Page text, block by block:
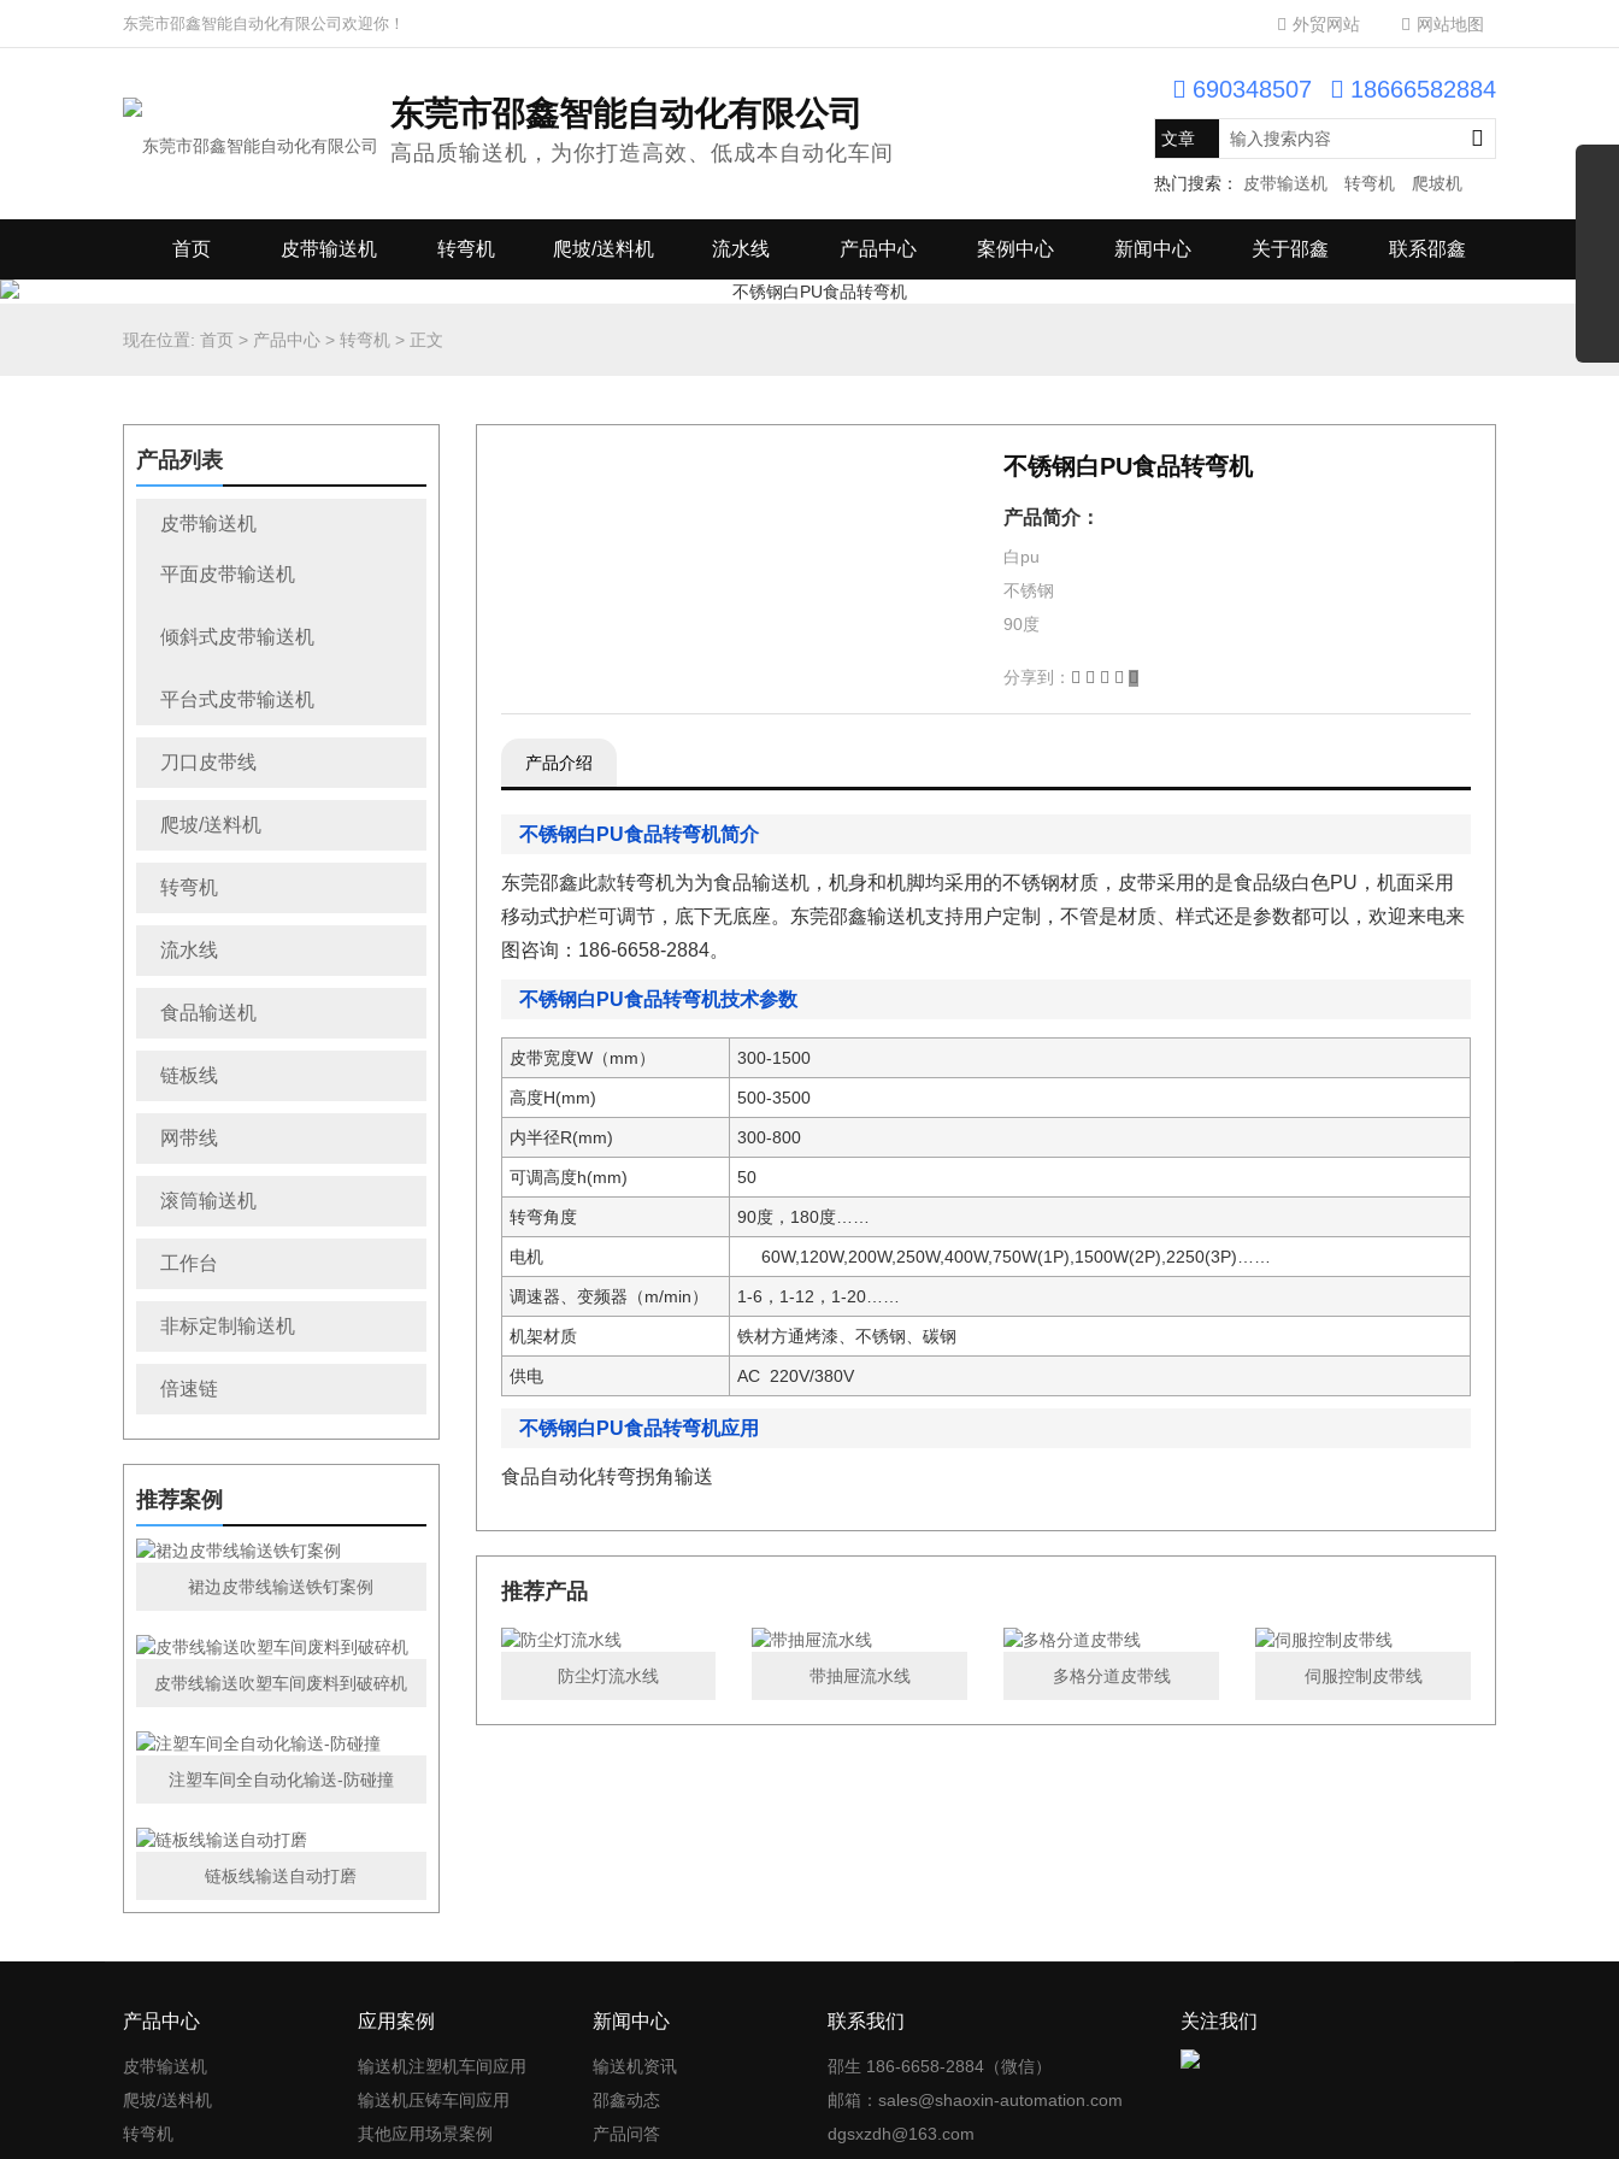
东莞市邵鑫智能自动化有限公司欢迎你！ 外贸网站 网站地图
东莞市邵鑫智能自动化有限公司
高品质输送机，为你打造高效、低成本自动化车间
690348507 18666582884
热门搜索： 皮带输送机 转弯机 爬坡机
首页 皮带输送机 转弯机 爬坡/送料机 流水线 产品中心 案例中心 新闻中心 关于邵鑫 联系邵鑫
现在位置: 首页 > 产品中心 > 转弯机 > 正文
产品列表
皮带输送机
平面皮带输送机
倾斜式皮带输送机
平台式皮带输送机
刀口皮带线
爬坡/送料机
转弯机
流水线
食品输送机
链板线
网带线
滚筒输送机
工作台
非标定制输送机
倍速链
推荐案例
裙边皮带线输送铁钉案例
皮带线输送吹塑车间废料到破碎机
注塑车间全自动化输送-防碰撞
链板线输送自动打磨
不锈钢白PU食品转弯机
产品简介：
白pu
不锈钢
90度
分享到：
产品介绍
不锈钢白PU食品转弯机简介
东莞邵鑫此款转弯机为为食品输送机，机身和机脚均采用的不锈钢材质，皮带采用的是食品级白色PU，机面采用
移动式护栏可调节，底下无底座。东莞邵鑫输送机支持用户定制，不管是材质、样式还是参数都可以，欢迎来电来
图咨询：186-6658-2884。
不锈钢白PU食品转弯机技术参数
皮带宽度W（mm） 300-1500
高度H(mm) 500-3500
内半径R(mm) 300-800
可调高度h(mm) 50
转弯角度 90度，180度……
电机 60W,120W,200W,250W,400W,750W(1P),1500W(2P),2250(3P)……
调速器、变频器（m/min） 1-6，1-12，1-20……
机架材质 铁材方通烤漆、不锈钢、碳钢
供电 AC 220V/380V
不锈钢白PU食品转弯机应用
食品自动化转弯拐角输送
推荐产品
防尘灯流水线 带抽屉流水线 多格分道皮带线 伺服控制皮带线
产品中心
皮带输送机
爬坡/送料机
转弯机
应用案例
输送机注塑机车间应用
输送机压铸车间应用
其他应用场景案例
新闻中心
输送机资讯
邵鑫动态
产品问答
联系我们
邵生 186-6658-2884（微信）
邮箱：sales@shaoxin-automation.com
dgsxzdh@163.com
关注我们